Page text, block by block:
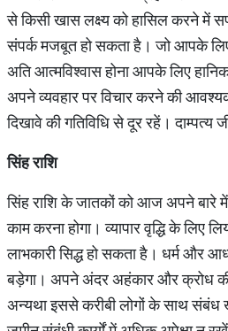
से किसी खास लक्ष्य को हासिल करने
संपर्क मजबूत हो सकता है। जो आपके
अति आत्मविश्वास होना आपके लिए
अपने व्यवहार पर विचार करने की
दिखावे की गतिविधि से दूर रहें। दाम्पत्य
सिंह राशि
सिंह राशि के जातकों को आज अपने बारे
काम करना होगा। व्यापार वृद्धि के लिए
लाभकारी सिद्ध हो सकता है। धर्म और
बड़ेगा। अपने अंदर अहंकार और क्रोध की
अन्यथा इससे करीबी लोगों के साथ